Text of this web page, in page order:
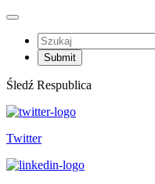
Śledź Respublica
Twitter